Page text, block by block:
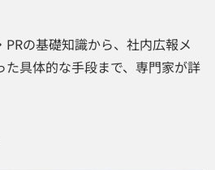
の基礎知識から、社内広報メ
具体的な手段まで、専門家が詳